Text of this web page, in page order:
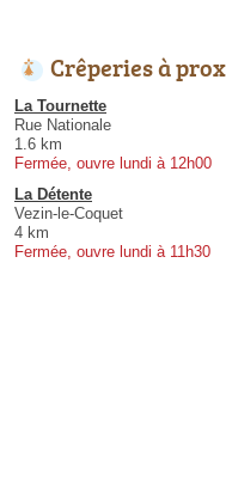
Crêperies à
La Tournette
Rue Nationale
1.6 km
Fermée, ouvre lundi à 12h00
La Détente
Vezin-le-Coquet
4 km
Fermée, ouvre lundi à 11h30